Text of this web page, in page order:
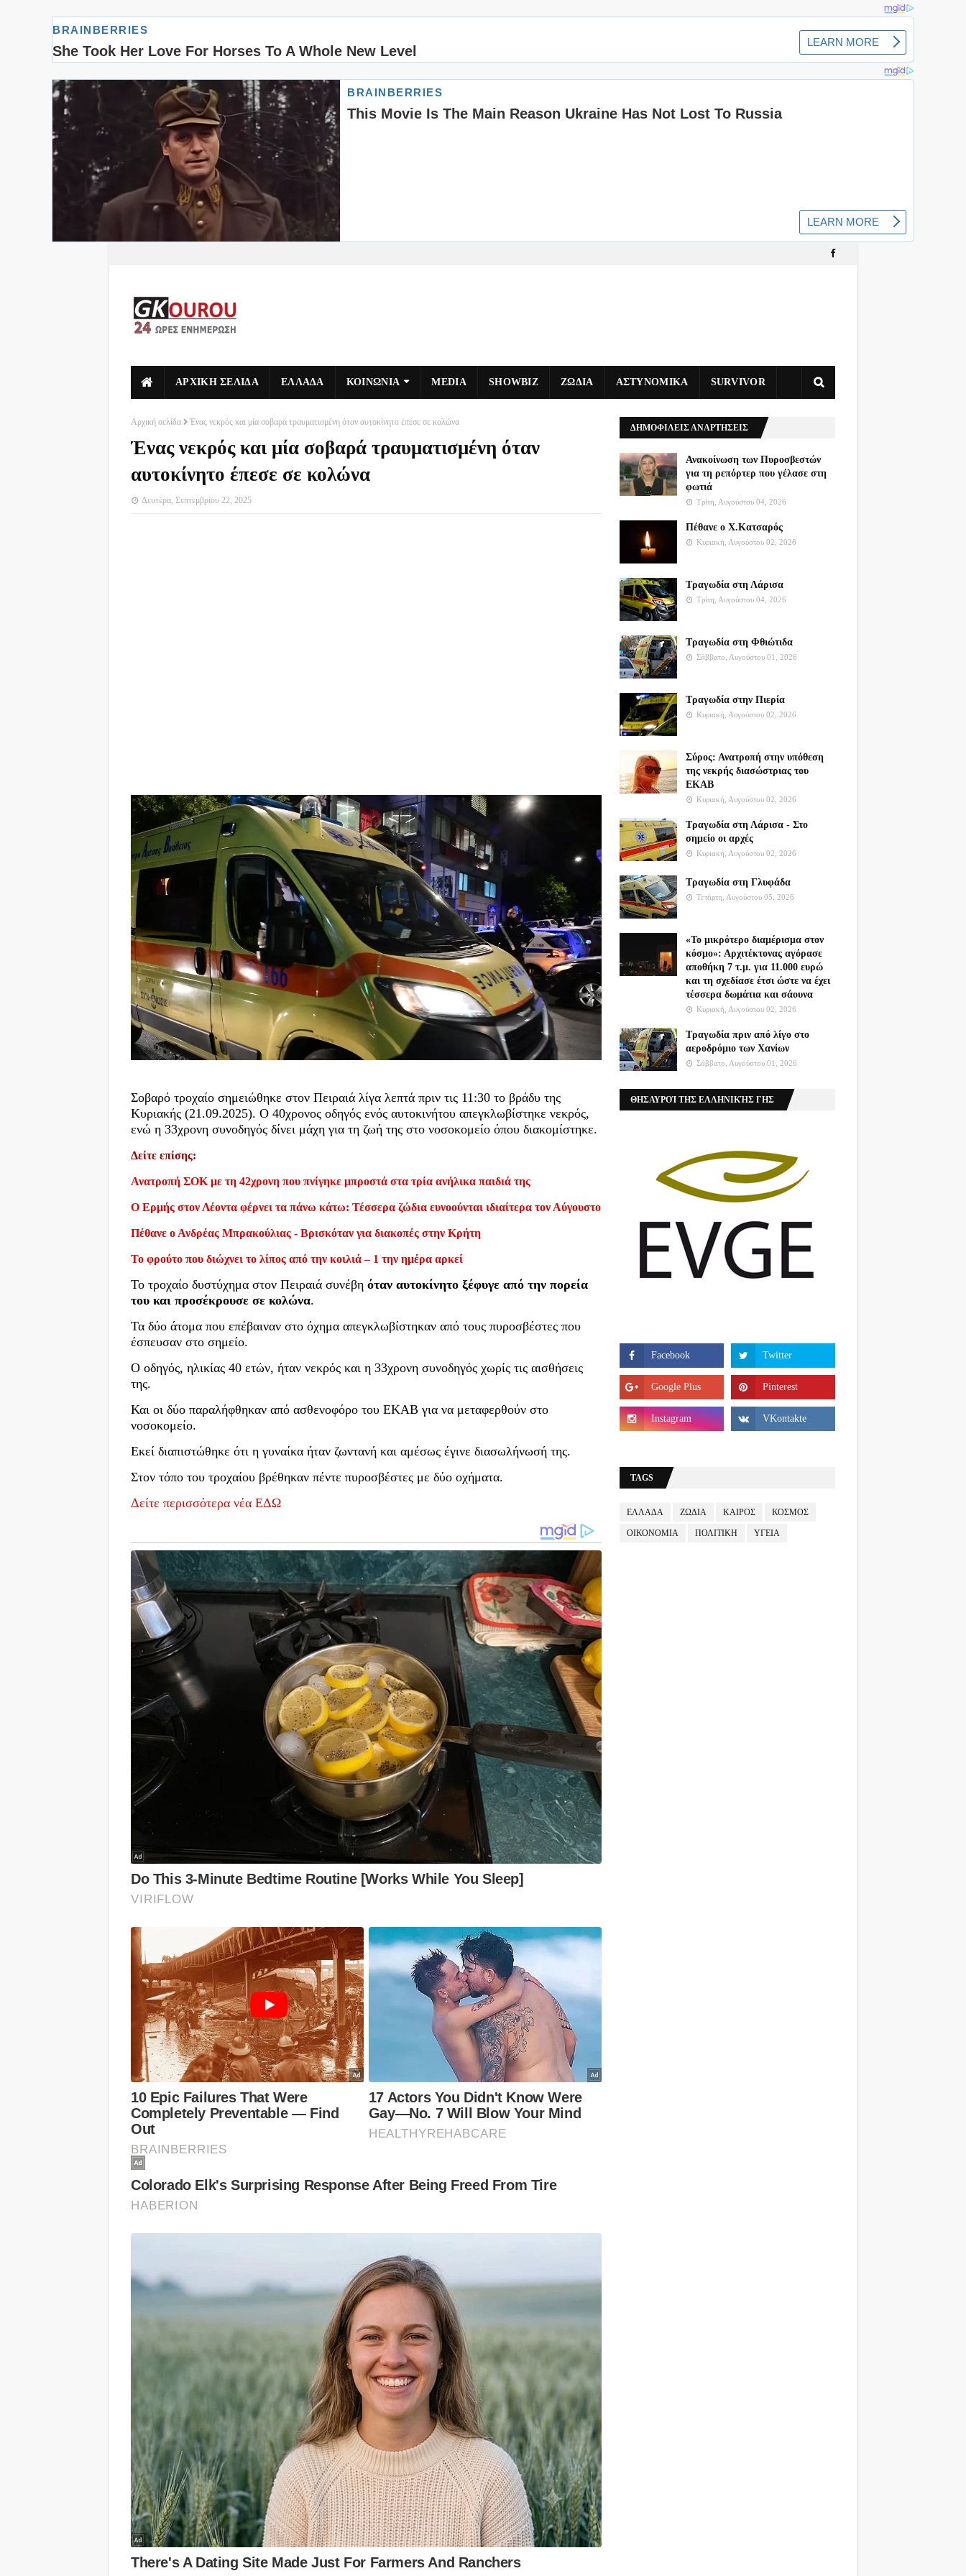
ΑΡΧΙΚΗ ΣΕΛΙΔΑ ΕΛΛΑΔΑ ΚΟΙΝΩΝΙΑ MEDIA SHOWBIZ ΖΩΔΙΑ ΑΣΤΥΝΟΜΙΚΑ SURVIVOR
Αρχική σελίδα Ένας νεκρός και μία σοβαρά τραυματισμένη όταν αυτοκίνητο έπεσε σε κολώνα
Ένας νεκρός και μία σοβαρά τραυματισμένη όταν
αυτοκίνητο έπεσε σε κολώνα
Δευτέρα, Σεπτεμβρίου 22, 2025
Σοβαρό τροχαίο σημειώθηκε στον Πειραιά λίγα λεπτά πριν τις 11:30 το βράδυ της
Κυριακής (21.09.2025). Ο 40χρονος οδηγός ενός αυτοκινήτου απεγκλωβίστηκε νεκρός,
ενώ η 33χρονη συνοδηγός δίνει μάχη για τη ζωή της στο νοσοκομείο όπου διακομίστηκε.
Δείτε επίσης:
Ανατροπή ΣΟΚ με τη 42χρονη που πνίγηκε μπροστά στα τρία ανήλικα παιδιά της
Ο Ερμής στον Λέοντα φέρνει τα πάνω κάτω: Τέσσερα ζώδια ευνοούνται ιδιαίτερα τον Αύγουστο
Πέθανε ο Ανδρέας Μπρακούλιας - Βρισκόταν για διακοπές στην Κρήτη
Το φρούτο που διώχνει το λίπος από την κοιλιά – 1 την ημέρα αρκεί
Το τροχαίο δυστύχημα στον Πειραιά συνέβη όταν αυτοκίνητο ξέφυγε από την πορεία
του και προσέκρουσε σε κολώνα.
Τα δύο άτομα που επέβαιναν στο όχημα απεγκλωβίστηκαν από τους πυροσβέστες που
έσπευσαν στο σημείο.
Ο οδηγός, ηλικίας 40 ετών, ήταν νεκρός και η 33χρονη συνοδηγός χωρίς τις αισθήσεις
της.
Και οι δύο παραλήφθηκαν από ασθενοφόρο του ΕΚΑΒ για να μεταφερθούν στο
νοσοκομείο.
Εκεί διαπιστώθηκε ότι η γυναίκα ήταν ζωντανή και αμέσως έγινε διασωλήνωσή της.
Στον τόπο του τροχαίου βρέθηκαν πέντε πυροσβέστες με δύο οχήματα.
Δείτε περισσότερα νέα ΕΔΩ
ΔΗΜΟΦΙΛΕΙΣ ΑΝΑΡΤΗΣΕΙΣ
Ανακοίνωση των Πυροσβεστών
για τη ρεπόρτερ που γέλασε στη
φωτιά
Τρίτη, Αυγούστου 04, 2026
Πέθανε ο Χ.Κατσαρός
Κυριακή, Αυγούστου 02, 2026
Τραγωδία στη Λάρισα
Τρίτη, Αυγούστου 04, 2026
Τραγωδία στη Φθιώτιδα
Σάββατο, Αυγούστου 01, 2026
Τραγωδία στην Πιερία
Κυριακή, Αυγούστου 02, 2026
Σύρος: Ανατροπή στην υπόθεση
της νεκρής διασώστριας του
ΕΚΑΒ
Κυριακή, Αυγούστου 02, 2026
Τραγωδία στη Λάρισα - Στο
σημείο οι αρχές
Κυριακή, Αυγούστου 02, 2026
Τραγωδία στη Γλυφάδα
Τετάρτη, Αυγούστου 05, 2026
«Το μικρότερο διαμέρισμα στον
κόσμο»: Αρχιτέκτονας αγόρασε
αποθήκη 7 τ.μ. για 11.000 ευρώ
και τη σχεδίασε έτσι ώστε να έχει
τέσσερα δωμάτια και σάουνα
Κυριακή, Αυγούστου 02, 2026
Τραγωδία πριν από λίγο στο
αεροδρόμιο των Χανίων
Σάββατο, Αυγούστου 01, 2026
ΘΗΣΑΥΡΟΊ ΤΗΣ ΕΛΛΗΝΙΚΉΣ ΓΗΣ
TAGS
ΕΛΛΑΔΑ ΖΩΔΙΑ ΚΑΙΡΟΣ ΚΟΣΜΟΣ
ΟΙΚΟΝΟΜΙΑ ΠΟΛΙΤΙΚΗ ΥΓΕΙΑ